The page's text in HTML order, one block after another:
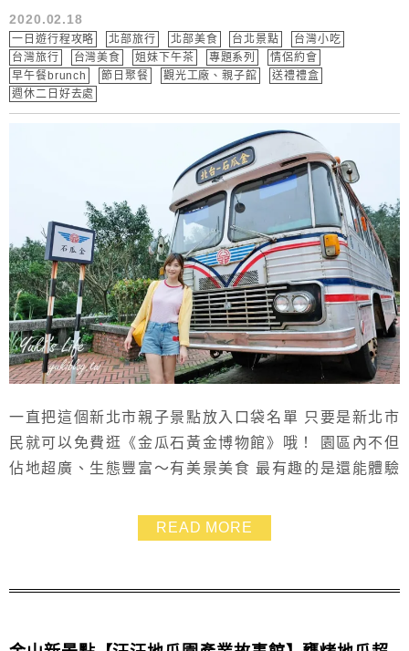
2020.02.18
一日遊行程攻略 北部旅行 北部美食 台北景點
台灣小吃
台灣旅行
台灣美食 姐妹下午茶 專題系列
情侶約會
早午餐brunch
節日聚餐 觀光工廠、親子館
送禮禮盒
週休二日好去處
一直把這個新北市親子景點放入口袋名單 只要是新北市
民就可以免費逛《金瓜石黃金博物館》哦！ 園區內不但
佔地超廣、生態豐富～有美景美食 最有趣的是還能體驗
也有不少懷舊日式建築可以參觀 搭配九份一日遊～玩得
READ MORE